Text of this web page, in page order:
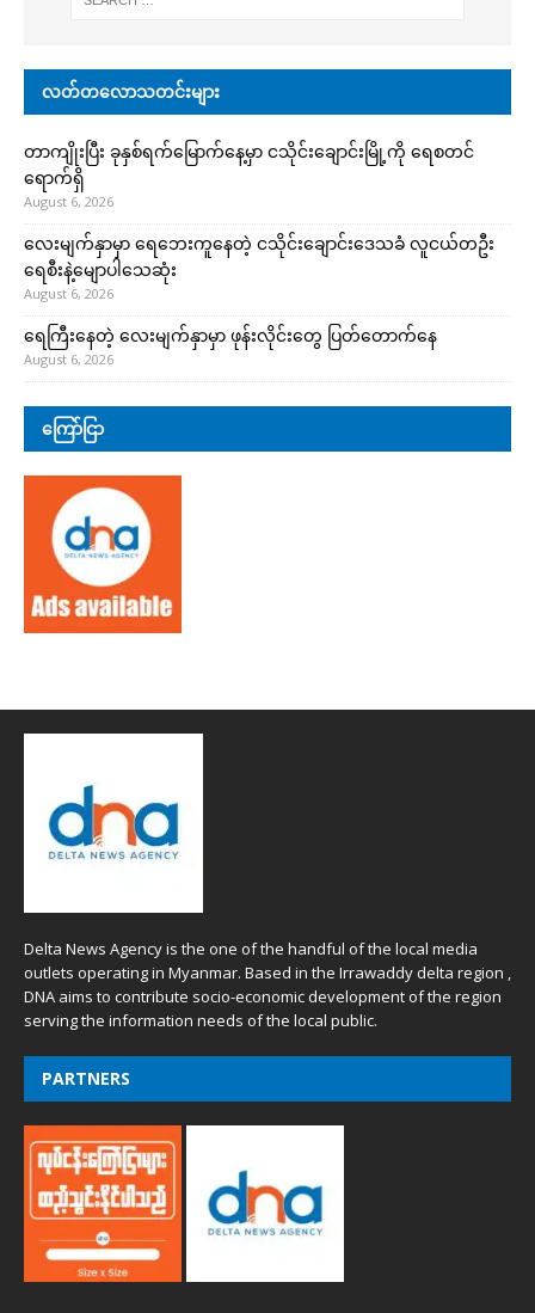
လတ်တလောသတင်းများ
တာကျိုးပြီး ခုနှစ်ရက်မြောက်နေ့မှာ ငသိုင်းချောင်းမြို့ကို ရေစတင်
ရောက်ရှိ
August 6, 2026
လေးမျက်နှာမှာ ရေဘေးကူနေတဲ့ ငသိုင်းချောင်းဒေသခံ လူငယ်တဦး
ရေစီးနဲ့မျောပါသေဆုံး
August 6, 2026
ရေကြီးနေတဲ့ လေးမျက်နှာမှာ ဖုန်းလိုင်းတွေ ပြတ်တောက်နေ
August 6, 2026
ကြော်ငြာ
Delta News Agency is the one of the handful of the local media
outlets operating in Myanmar. Based in the Irrawaddy delta region ,
DNA aims to contribute socio-economic development of the region
serving the information needs of the local public.
PARTNERS